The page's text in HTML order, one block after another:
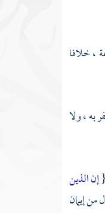
، خلافا
به ، ولا
{إن الذين
من إيمان